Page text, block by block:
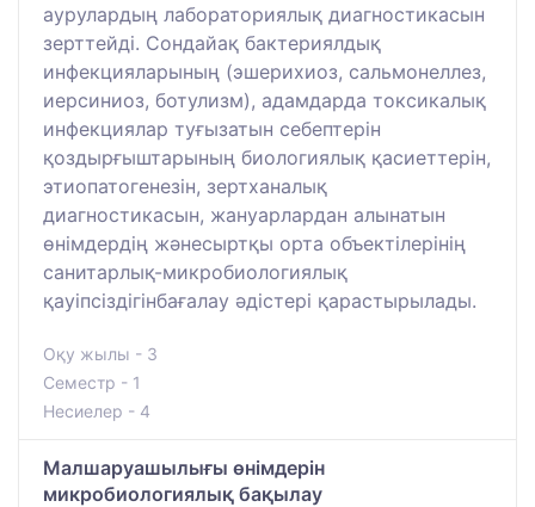
аурулардың лабораториялық диагностикасын
зерттейді. Сондайақ бактериялдық
инфекцияларының (эшерихиоз, сальмонеллез,
иерсиниоз, ботулизм), адамдарда токсикалық
инфекциялар туғызатын себептерін
қоздырғыштарының биологиялық қасиеттерін,
этиопатогенезін, зертханалық
диагностикасын, жануарлардан алынатын
өнімдердің жәнесыртқы орта объектілерінің
санитарлық-микробиологиялық
қауіпсіздігінбағалау әдістері қарастырылады.
Оқу жылы - 3
Семестр - 1
Несиелер - 4
Малшаруашылығы өнімдерін
микробиологиялық бақылау